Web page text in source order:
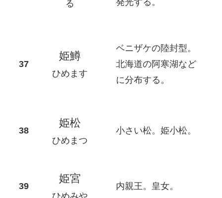
る
発光する。
姫鱒
ひめます
ベニザケの陸封型。
北海道の阿寒湖など
に分布する。
姫松
ひめまつ
小さい松。姫小松。
姫宮
内親王。皇女。